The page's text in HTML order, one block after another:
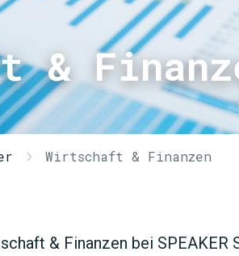
&
Wirtschaft & Finanzen
& Finanzen bei SPEAKER